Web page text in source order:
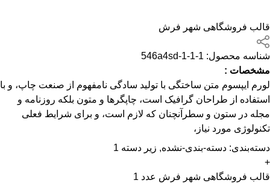
قالب فروشگاهی شهر فرش
شناسه محصول: 546a4sd-1-1-1
مشخصات :
لورم ایپسوم متن ساختگی با تولید سادگی نامفهوم از صنعت چاپ، و با
استفاده از طراحان گرافیک است، چاپگرها و متون بلکه روزنامه و
مجله در ستون و سطرآنچنان که لازم است، و برای شرایط فعلی
تکنولوژی مورد نیاز،
دسته‌بندی: دسته-بندی-نشده, زیر دسته 1
+
قالب فروشگاهی شهر فرش عدد